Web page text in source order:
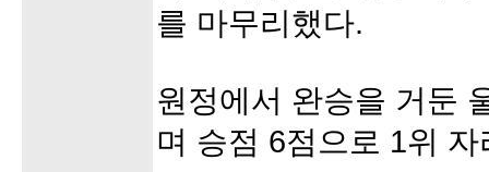
를 마무리했다.
원정에서 완승을 거둔
며 승점 6점으로 1위